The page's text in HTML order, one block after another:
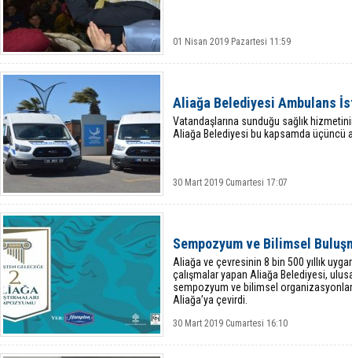
01 Nisan 2019 Pazartesi 11:59
Aliağa Belediyesi Ambulans
Vatandaşlarına sunduğu sağlık
Aliağa Belediyesi bu kapsamda üçüncü
30 Mart 2019 Cumartesi 17:07
Sempozyum ve Bilimsel
Aliağa ve çevresinin 8 bin 500 yıllık
çalışmalar yapan Aliağa Belediyesi,
sempozyum ve bilimsel
Aliağa’ya çevirdi.
30 Mart 2019 Cumartesi 16:10